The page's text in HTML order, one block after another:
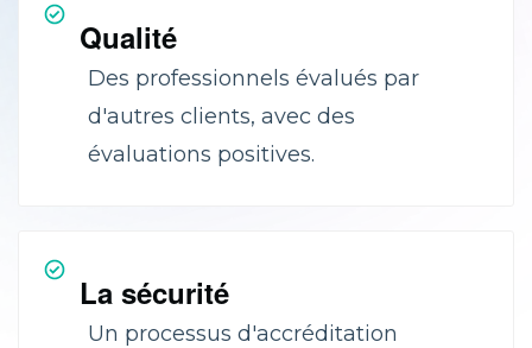
Qualité
Des professionnels évalués par
d'autres clients, avec des
évaluations positives.
La sécurité
Un processus d'accréditation